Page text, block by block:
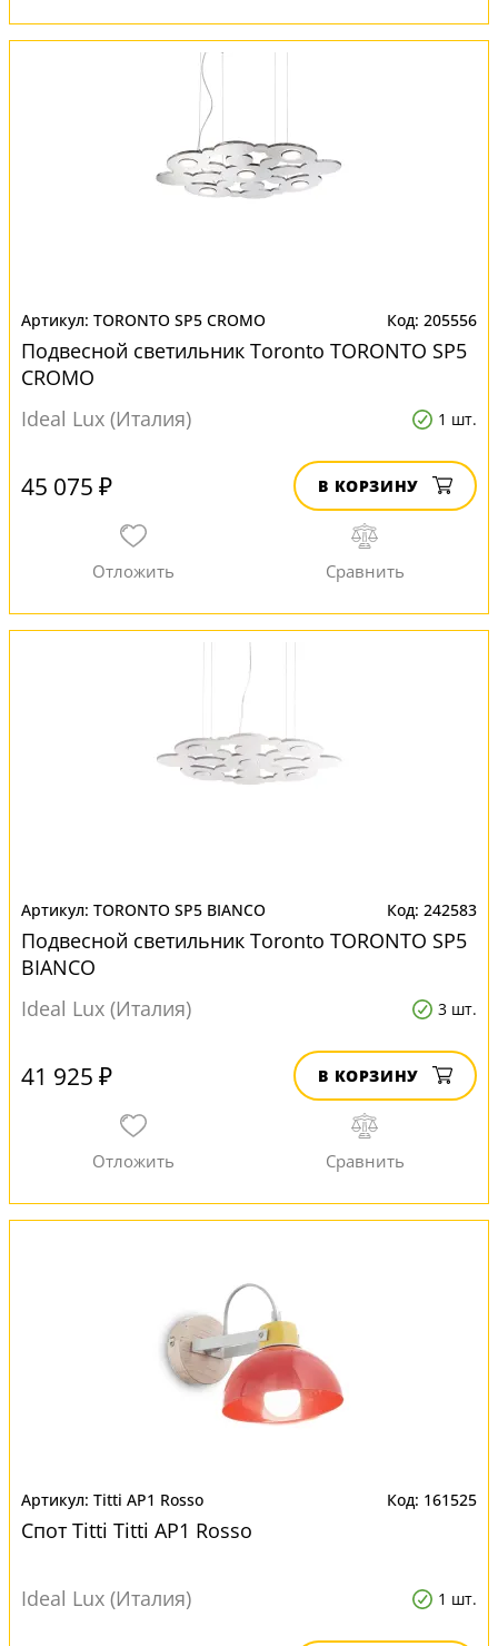
TORONTO SP5 CROMO 205556
Подвесной светильник Toronto TORONTO SP5
CROMO
Ideal Lux (Италия)
1 шт.
45 075 ₽ В КОРЗИНУ
TORONTO SP5 BIANCO 242583
Подвесной светильник Toronto TORONTO SP5
BIANCO
Ideal Lux (Италия)
3 шт.
41 925 ₽ В КОРЗИНУ
Titti AP1 Rosso 161525
Спот Titti Titti AP1 Rosso
Ideal Lux (Италия) 1 шт.